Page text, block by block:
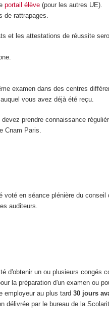
portail élève(pour les autres UE).
de rattrapages.
et les attestations de réussite
examen dans des centres
vous avez déjà été reçu.
devez prendre connaissance
Cnam Paris.
voté en séance plénière du conseil
auditeurs.
d'obtenir un ou plusieurs congés
la préparation d'un examen ou
employeur au plus tard30 jours
délivrée par le bureau de la